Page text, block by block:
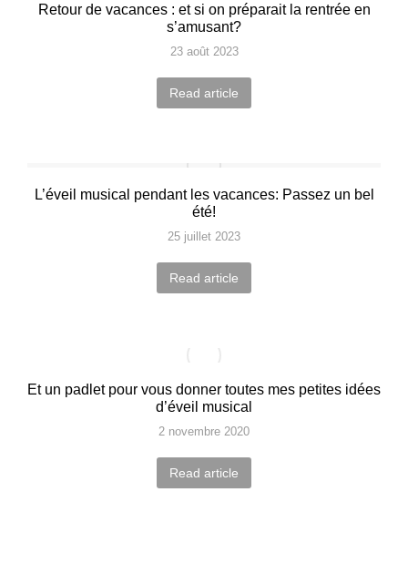
Retour de vacances : et si on préparait la rentrée en
s’amusant?
23 août 2023
Read article
L’éveil musical pendant les vacances: Passez un bel
été!
25 juillet 2023
Read article
Et un padlet pour vous donner toutes mes petites idées
d’éveil musical
2 novembre 2020
Read article